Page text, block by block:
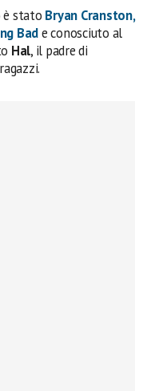
è stato Bryan Cranston,
Bade conosciuto al
Hal, il padre di